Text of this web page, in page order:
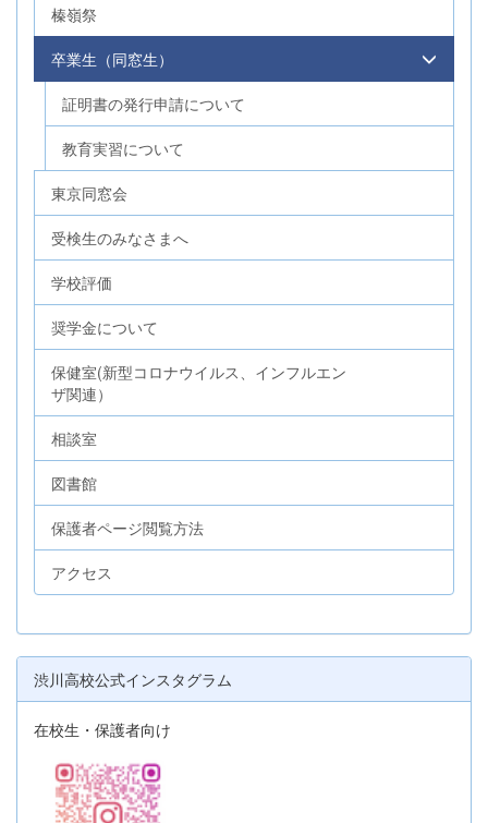
榛嶺祭
卒業生（同窓生）
証明書の発行申請について
教育実習について
東京同窓会
受検生のみなさまへ
学校評価
奨学金について
保健室(新型コロナウイルス、インフルエン
ザ関連）
相談室
図書館
保護者ページ閲覧方法
アクセス
渋川高校公式インスタグラム
在校生・保護者向け